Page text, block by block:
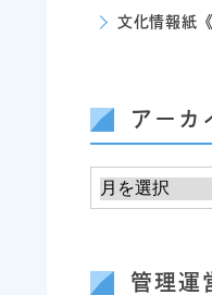
文化情報紙
アーカ
管理運